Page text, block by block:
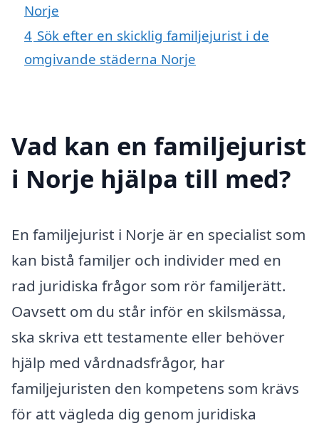
Norje
4 Sök efter en skicklig familjejurist i de
omgivande städerna Norje
Vad kan en familjejurist
i Norje hjälpa till med?
En familjejurist i Norje är en specialist som
kan bistå familjer och individer med en
rad juridiska frågor som rör familjerätt.
Oavsett om du står inför en skilsmässa,
ska skriva ett testamente eller behöver
hjälp med vårdnadsfrågor, har
familjejuristen den kompetens som krävs
för att vägleda dig genom juridiska